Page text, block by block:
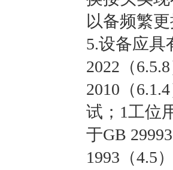
以备频繁
5.设备应具
2022（
2010（
试；1工位
于GB
1993（4.5